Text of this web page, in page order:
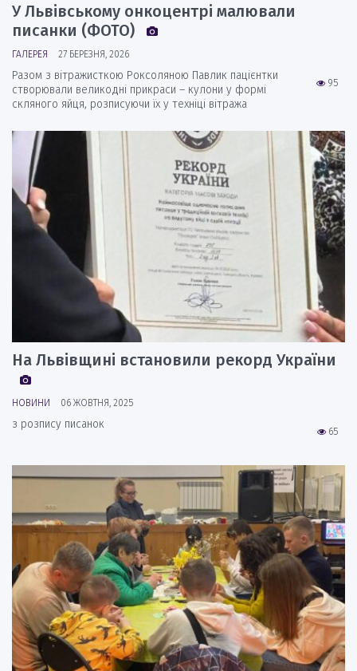
У Львівському онкоцентрі малювали
писанки (ФОТО)
ГАЛЕРЕЯ 27 БЕРЕЗНЯ, 2026
95
Разом з вітражисткою Роксоляною Павлик пацієнтки
створювали великодні прикраси – кулони у формі
скляного яйця, розписуючи їх у техніці вітража
На Львівщині встановили рекорд України
НОВИНИ 06 ЖОВТНЯ, 2025
65
з розпису писанок